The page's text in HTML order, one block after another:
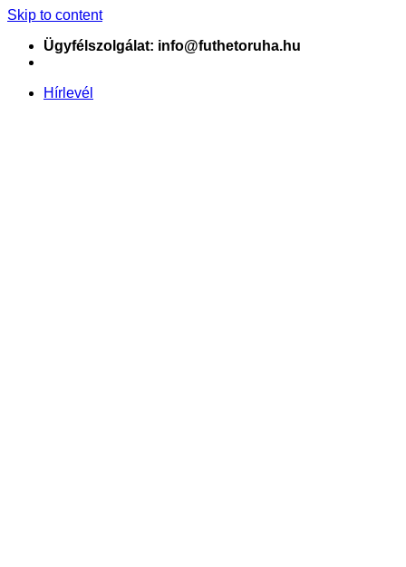
Skip to content
Ügyfélszolgálat: info@futhetoruha.hu
Hírlevél